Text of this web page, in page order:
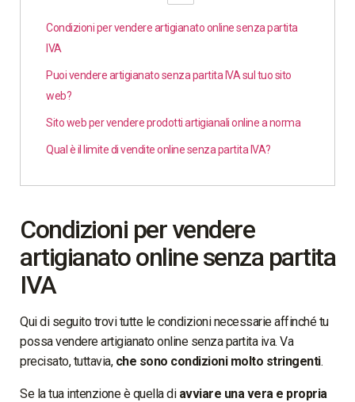
Condizioni per vendere artigianato online senza partita
IVA
Puoi vendere artigianato senza partita IVA sul tuo sito
web?
Sito web per vendere prodotti artigianali online a norma
Qual è il limite di vendite online senza partita IVA?
Condizioni per vendere
artigianato online senza partita
IVA
Qui di seguito trovi tutte le condizioni necessarie affinché tu
possa vendere artigianato online senza partita iva. Va
precisato, tuttavia, che sono condizioni molto stringenti.
Se la tua intenzione è quella di avviare una vera e propria